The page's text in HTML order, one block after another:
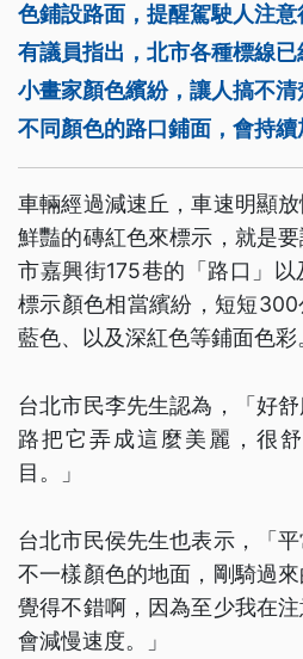
色鋪設路面，提醒駕駛人注
有議員指出，北市各種標線
小畫家顏色繽紛，讓人搞不清
不同顏色的路口鋪面，會持續
車輛經過減速丘，車速明顯
鮮豔的磚紅色來標示，就是
市嘉興街175巷的「路口」以
標示顏色相當繽紛，短短
藍色、以及深紅色等鋪面色彩
台北市民李先生認為，「好
路把它弄成這麼美麗，很
目。」
台北市民侯先生也表示，「
不一樣顏色的地面，剛騎過
覺得不錯啊，因為至少我在
會減慢速度。」